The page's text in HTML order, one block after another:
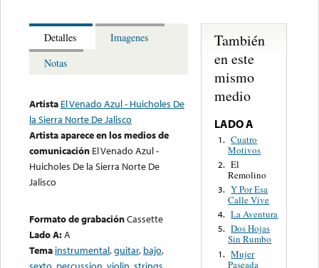
Detalles
Imagenes
Notas
Artista El Venado Azul - Huicholes De
la Sierra Norte De Jalisco
Artista aparece en los medios de
comunicación El Venado Azul -
Huicholes De la Sierra Norte De
Jalisco
Formato de grabaciónCassette
Lado A:A
Tema instrumental,guitar, bajo,
También
en este
mismo
medio
LADO A
1. Cuatro
Motivos
2. El
Remolino
3. Y Por Esa
Calle Vive
4. La Aventura
5. Dos Hojas
Sin Rumbo
1. Mujer
Paseada